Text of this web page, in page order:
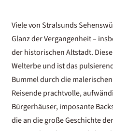
Viele von Stralsunds
Glanz der Vergangenheit –
der historischen Altstadt. Diese
Welterbe und ist das
Bummel durch die
Reisende prachtvolle,
Bürgerhäuser, imposante
die an die große Geschichte